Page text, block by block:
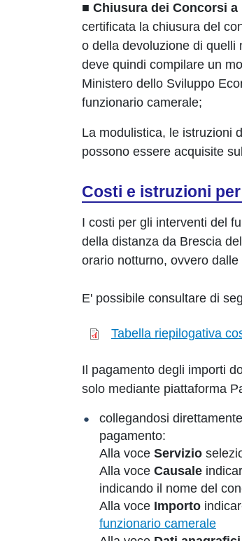
■ Chiusura dei Concorsi a
certificata la chiusura del
o della devoluzione di quelli
deve quindi compilare un
Ministero dello Sviluppo
funzionario camerale;
La modulistica, le istruzioni
possono essere acquisite
Costi e istruzioni
I costi per gli interventi del
della distanza da Brescia
orario notturno, ovvero dalle
E' possibile consultare di
Tabella riepilogativa
Il pagamento degli importi
solo mediante piattaforma
collegandosi
pagamento:
Alla voce Servizio
Alla voce Causale
indicando il nome del
Alla voce Importo
funzionario camerale